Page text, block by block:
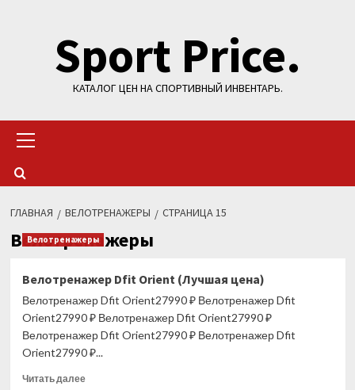
содержимомуSport Price.
КАТАЛОГ ЦЕН НА СПОРТИВНЫЙ ИНВЕНТАРЬ.
меню
ГЛАВНАЯ ВЕЛОТРЕНАЖЕРЫ СТРАНИЦА 15
Велотренажеры
Велотренажеры
Велотренажер Dfit Orient (Лучшая цена)
Велотренажер Dfit Orient27990 ₽ Велотренажер Dfit
Orient27990 ₽ Велотренажер Dfit Orient27990 ₽
Велотренажер Dfit Orient27990 ₽ Велотренажер Dfit
Orient27990 ₽...
Читать далееПрочитать